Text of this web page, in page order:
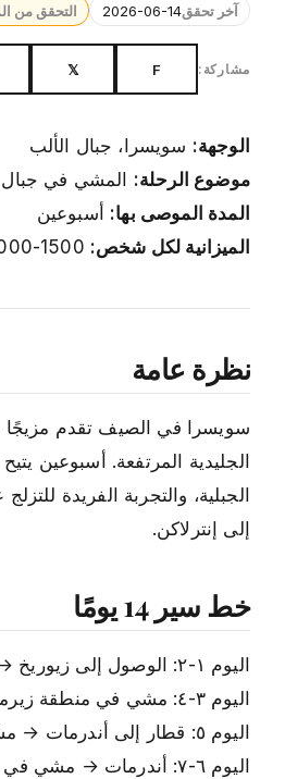
آخر تحقق2026-06-14 التحقق من
مشاركة: F
𝕏
الوجهة: سويسرا، جبال الألب
موضوع الرحلة: المشي في جبال
المدة الموصى بها: أسبوعين
الميزانية لكل شخص:
نظرة عامة
سويسرا في الصيف تقدم مزيجًا
الجليدية المرتفعة.
الجبلية، والتجربة الفريدة
إلى إنترلاكن.
خط سير 14 يومًا
اليوم ١-٢: الوصول إلى زيوريخ → قطار إلى زيرمات → التأقلم، استكشاف القرية الخالية من السيارات، مناظر ماتيرهورن
اليوم ٣-٤: مشي في منطقة زيرمات → التزلج الصيفي في ماتيرهورن جلاسيير بارادايس
اليوم ٥: قطار إلى أندرمات → مشي في ممر جوتارد
اليوم ٦-٧: أندرمات → مشي في جبال الألب أوري → تزلج صيفي اختياري في ديافوليتزا